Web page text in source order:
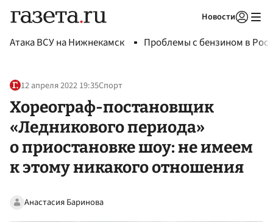
Новости
Атака ВСУ на Нижнекамск Проблемы с бензином в
12 апреля 2022 19:35Спорт
Хореограф-постановщик
«Ледникового периода»
о приостановке шоу: не имеем
к этому никакого отношения
Анастасия Баринова